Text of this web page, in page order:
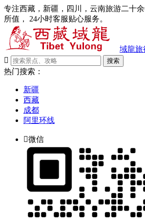
专注西藏，新疆，四川，云南旅游二十
所值， 24小时客服贴心服务。
域龍旅

搜索
热门搜索：
新疆
西藏
成都
阿里环线
微信